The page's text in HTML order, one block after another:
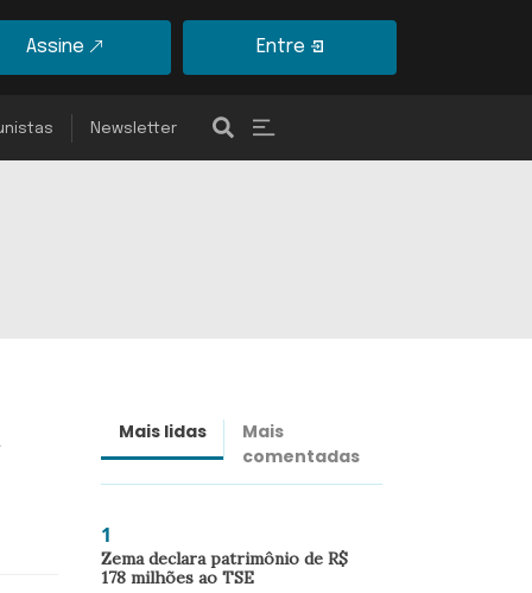
Assine Entre
Newsletter
Mais lidas
Mais
comentadas
1
Zema declara patrimônio de R$
178 milhões ao TSE